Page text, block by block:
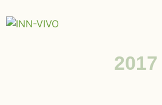
2017